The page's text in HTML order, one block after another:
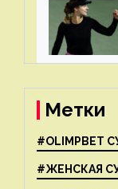
Метки
#OLIMPBET
#ЖЕНСКАЯ